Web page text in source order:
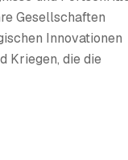
Gesellschaften
Innovationen
Kriegen, die die